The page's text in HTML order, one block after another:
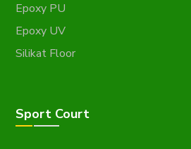
Epoxy PU
Epoxy UV
Silikat Floor
Sport Court